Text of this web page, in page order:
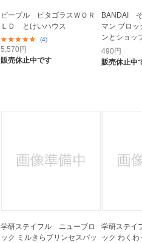
ピープル ピタゴラスＷＯＲ
ＬＤ とけいハウス
(4)
5,570円
販売休止中です
BANDAI
マン ブロッ
ンとショッ
490円
販売休止中
学研ステイフル ニューブロ
ック ミルきらプリンセスバッ
学研ステイ
ック わく